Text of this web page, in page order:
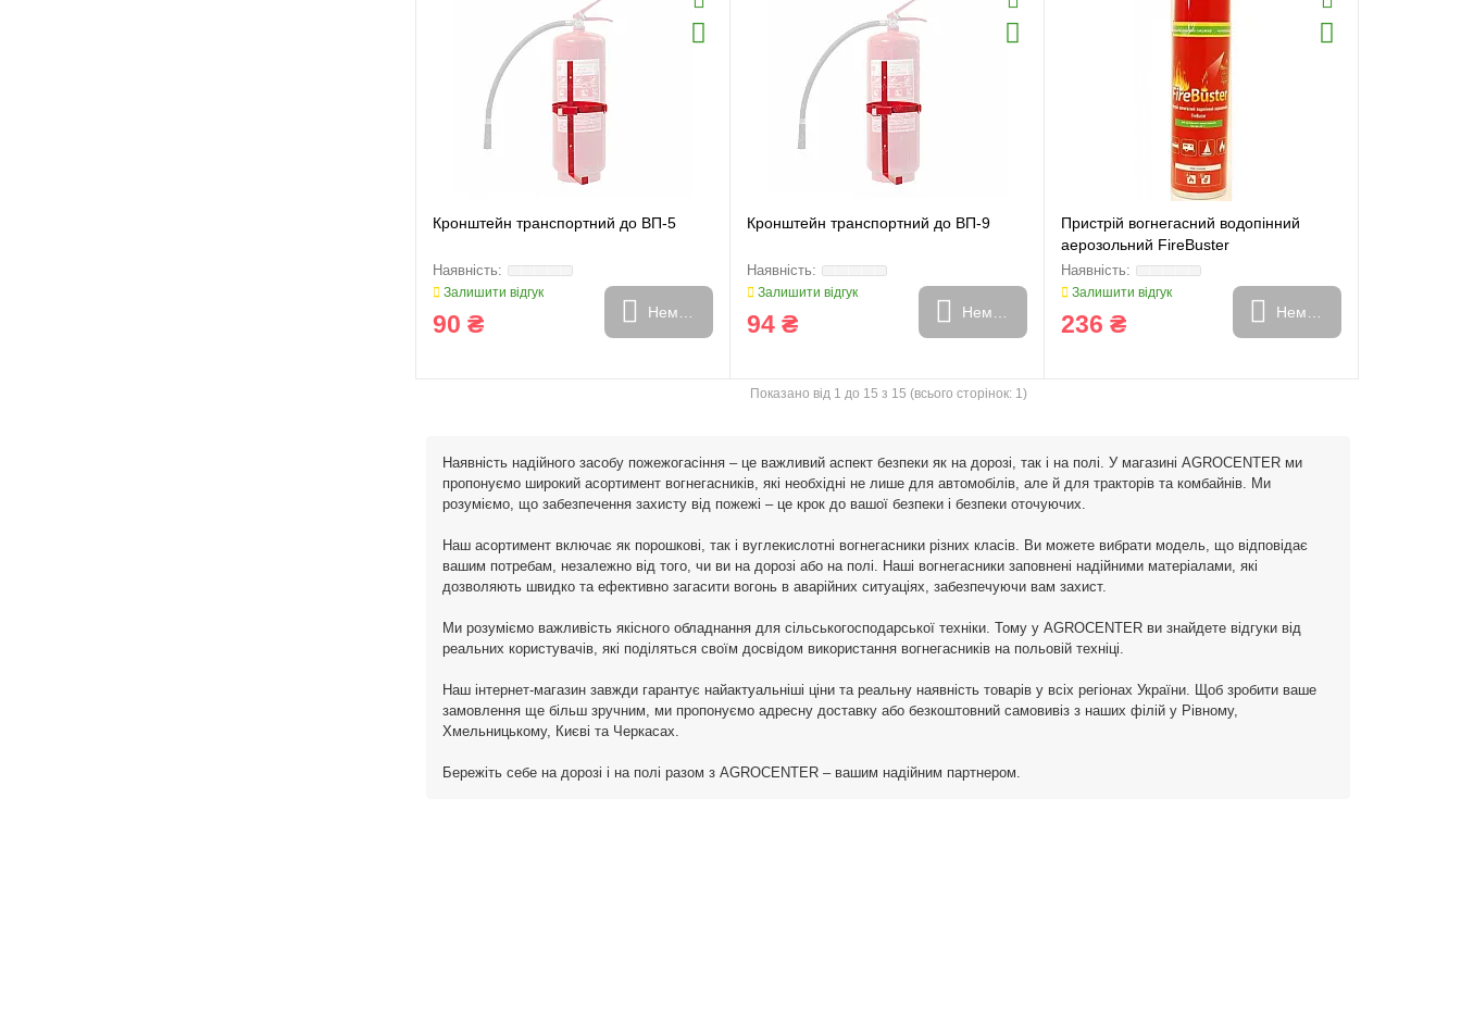
Кронштейн транспортний до ВП-5
Залишити відгук
90 ₴ Немає в наявності
Кронштейн транспортний до ВП-9
Залишити відгук
94 ₴ Немає в наявності
Пристрій вогнегасний водопінний
аерозольний FireBuster
Залишити відгук
236 ₴ Немає в наявності
Показано від 1 до 15 з 15 (всього сторінок: 1)
Наявність надійного засобу пожежогасіння – це важливий аспект безпеки як на дорозі, так і на полі. У магазині AGROCENTER ми
пропонуємо широкий асортимент вогнегасників, які необхідні не лише для автомобілів, але й для тракторів та комбайнів. Ми
розуміємо, що забезпечення захисту від пожежі – це крок до вашої безпеки і безпеки оточуючих.
Наш асортимент включає як порошкові, так і вуглекислотні вогнегасники різних класів. Ви можете вибрати модель, що відповідає
вашим потребам, незалежно від того, чи ви на дорозі або на полі. Наші вогнегасники заповнені надійними матеріалами, які
дозволяють швидко та ефективно загасити вогонь в аварійних ситуаціях, забезпечуючи вам захист.
Ми розуміємо важливість якісного обладнання для сільськогосподарської техніки. Тому у AGROCENTER ви знайдете відгуки від
реальних користувачів, які поділяться своїм досвідом використання вогнегасників на польовій техніці.
Наш інтернет-магазин завжди гарантує найактуальніші ціни та реальну наявність товарів у всіх регіонах України. Щоб зробити ваше
замовлення ще більш зручним, ми пропонуємо адресну доставку або безкоштовний самовивіз з наших філій у Рівному,
Хмельницькому, Києві та Черкасах.
Бережіть себе на дорозі і на полі разом з AGROCENTER – вашим надійним партнером.